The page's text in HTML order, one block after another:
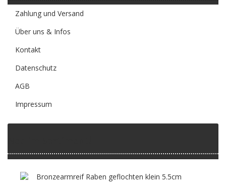
Zahlung und Versand
Über uns & Infos
Kontakt
Datenschutz
AGB
Impressum